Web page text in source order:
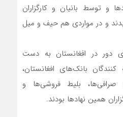
و توسط بانیان و کارگزاران
و در مواردی هم حیف و میل
دور در افغانستان به دست
بانک‌های افغانستان،
صرافی‌ها، بلیط فروشی‌ها و
همین نهادها بودند.